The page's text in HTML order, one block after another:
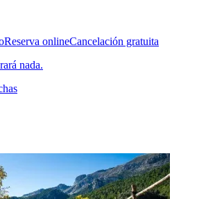
Reserva onlineCancelación gratuita
nada.